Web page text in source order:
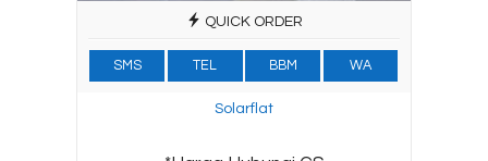
QUICK ORDER
SMS TEL BBM WA
Solarflat